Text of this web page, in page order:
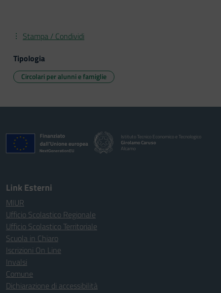
Stampa / Condividi
Tipologia
Circolari per alunni e famiglie
Istituto Tecnico Economico e Tecnologico
Girolamo Caruso
Alcamo
Link Esterni
MIUR
Ufficio Scolastico Regionale
Ufficio Scolastico Territoriale
Scuola in Chiaro
Iscrizioni On Line
Invalsi
Comune
Dichiarazione di accessibilità